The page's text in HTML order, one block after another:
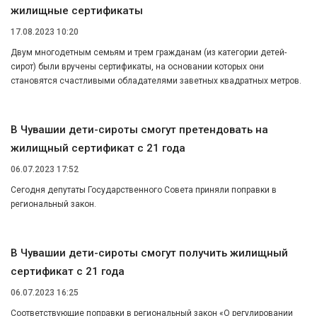
жилищные сертификаты
17.08.2023 10:20
Двум многодетным семьям и трем гражданам (из категории детей-
сирот) были вручены сертификаты, на основании которых они
становятся счастливыми обладателями заветных квадратных метров.
В Чувашии дети-сироты смогут претендовать на
жилищный сертификат с 21 года
06.07.2023 17:52
Сегодня депутаты Государственного Совета приняли поправки в
региональный закон.
В Чувашии дети-сироты смогут получить жилищный
сертификат с 21 года
06.07.2023 16:25
Соответствующие поправки в региональный закон «О регулировании